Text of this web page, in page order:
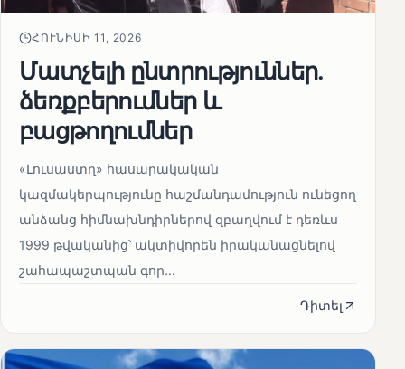
ՀՈՒՆԻՍԻ 11, 2026
Մատչելի ընտրություններ.
ձեռքբերումներ և
բացթողումներ
«Լուսաստղ» հասարակական
կազմակերպությունը հաշմանդամություն ունեցող
անձանց հիմնախնդիրներով զբաղվում է դեռևս
1999 թվականից՝ ակտիվորեն իրականացնելով
շահապաշտպան գոր...
Դիտել